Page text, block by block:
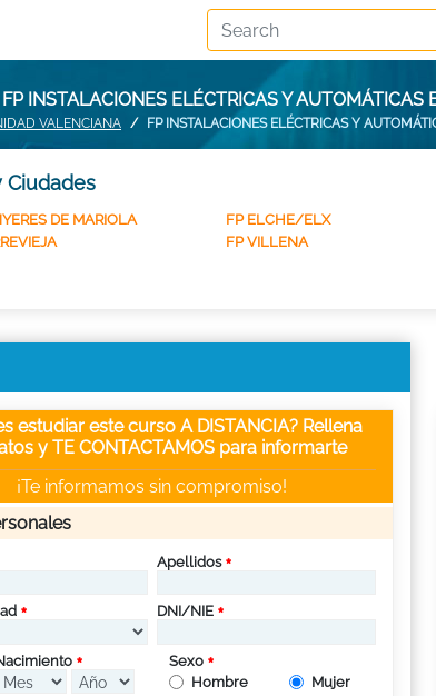
INSTALACIONES ELÉCTRICAS Y AUTOMÁTICAS
VALENCIANA FP INSTALACIONES ELÉCTRICAS Y
Ciudades
DE MARIOLA FP ELCHE/ELX
FP VILLENA
estudiar este curso A DISTANCIA? Rellena
y TE CONTACTAMOS para informarte
¡Te informamos sin compromiso!
Apellidos
DNI/NIE
Sexo
Hombre
Mujer